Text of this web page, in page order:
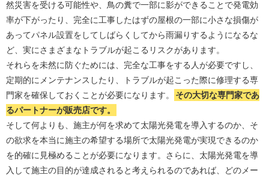
然災害を受ける可能性や、鳥の糞で一部に影ができることで発電効
率が下がったり、完全に工事したはずの屋根の一部に小さな損傷が
あってパネル設置をしてしばらくしてから雨漏りするようになるな
ど、実にさまざまなトラブルが起こるリスクがあります。
それらを未然に防ぐためには、完全な工事をする人が必要ですし、
定期的にメンテナンスしたり、トラブルが起こった際に修理する専
門家を確保しておくことが必要になります。
その大切な専門家であ
るパートナーが販売店です。
そして何よりも、施主が何を求めて太陽光発電を導入するのか、そ
の欲求を本当に施主の希望する場所で太陽光発電が実現できるのか
を的確に見極めることが必要になります。さらに、太陽光発電を導
入して施主の目的が達成されると考えられるのであれば、どのメー